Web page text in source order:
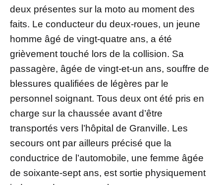
deux présentes sur la moto au moment des
faits. Le conducteur du deux-roues, un jeune
homme âgé de vingt-quatre ans, a été
grièvement touché lors de la collision. Sa
passagère, âgée de vingt-et-un ans, souffre de
blessures qualifiées de légères par le
personnel soignant. Tous deux ont été pris en
charge sur la chaussée avant d’être
transportés vers l’hôpital de Granville. Les
secours ont par ailleurs précisé que la
conductrice de l’automobile, une femme âgée
de soixante-sept ans, est sortie physiquement